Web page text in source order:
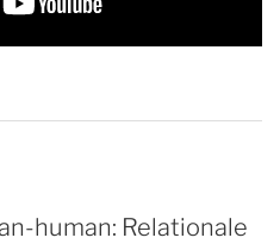
human: Relationale